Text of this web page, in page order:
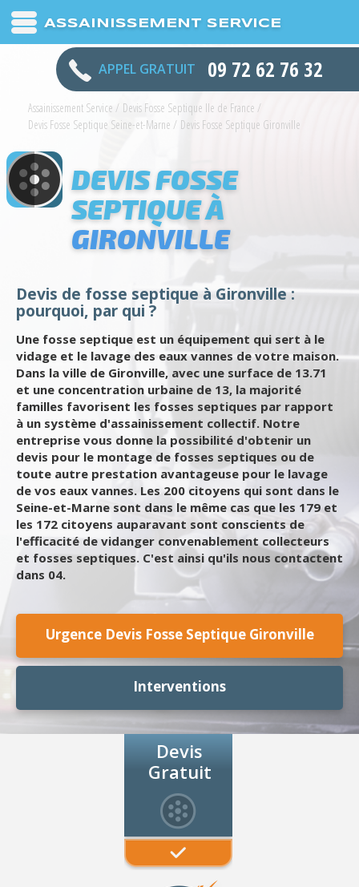
ASSAINISSEMENT SERVICE
APPEL GRATUIT 09 72 62 76 32
Assainissement Service / Devis Fosse Septique Ile de France /
Devis Fosse Septique Seine-et-Marne / Devis Fosse Septique Gironville
DEVIS FOSSE
SEPTIQUE À
GIRONVILLE
Devis de fosse septique à Gironville :
pourquoi, par qui ?
Une fosse septique est un équipement qui sert à le
vidage et le lavage des eaux vannes de votre maison.
Dans la ville de Gironville, avec une surface de 13.71
et une concentration urbaine de 13, la majorité
familles favorisent les fosses septiques par rapport
à un système d'assainissement collectif. Notre
entreprise vous donne la possibilité d'obtenir un
devis pour le montage de fosses septiques ou de
toute autre prestation avantageuse pour le lavage
de vos eaux vannes. Les 200 citoyens qui sont dans le
Seine-et-Marne sont dans le même cas que les 179 et
les 172 citoyens auparavant sont conscients de
l'efficacité de vidanger convenablement collecteurs
et fosses septiques. C'est ainsi qu'ils nous contactent
dans 04.
Urgence Devis Fosse Septique Gironville
Interventions
Devis
Gratuit